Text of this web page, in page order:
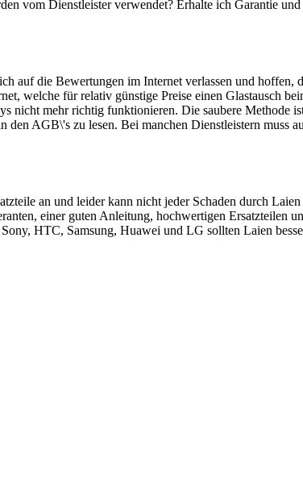
vom Dienstleister verwendet? Erhalte ich Garantie
auf die Bewertungen im Internet verlassen und hoffen,
welche für relativ günstige Preise einen Glastausch
nicht mehr richtig funktionieren. Die saubere Methode
AGB\'s zu lesen. Bei manchen Dienstleistern muss
an und leider kann nicht jeder Schaden durch
einer guten Anleitung, hochwertigen Ersatzteilen
HTC, Samsung, Huawei und LG sollten Laien